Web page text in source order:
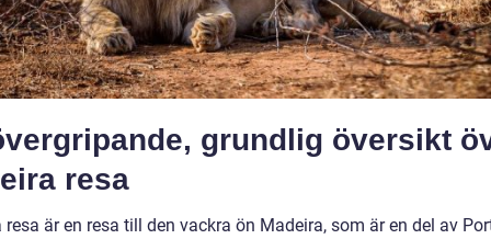
grundlig översikt
resa
resa är en resa till den vackra ön Madeira, som är en del av